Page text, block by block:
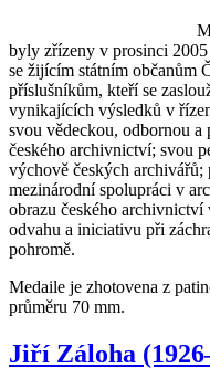
byly zřízeny v prosinci
se žijícím státním občanům
příslušníkům, kteří se
vynikajících výsledků v
svou vědeckou, odbornou
českého archivnictví; svou
výchově českých archivářů;
mezinárodní spolupráci v
obrazu českého
odvahu a iniciativu při
pohromě.
Medaile je zhotovena z
průměru 70 mm.
Jiří Záloha